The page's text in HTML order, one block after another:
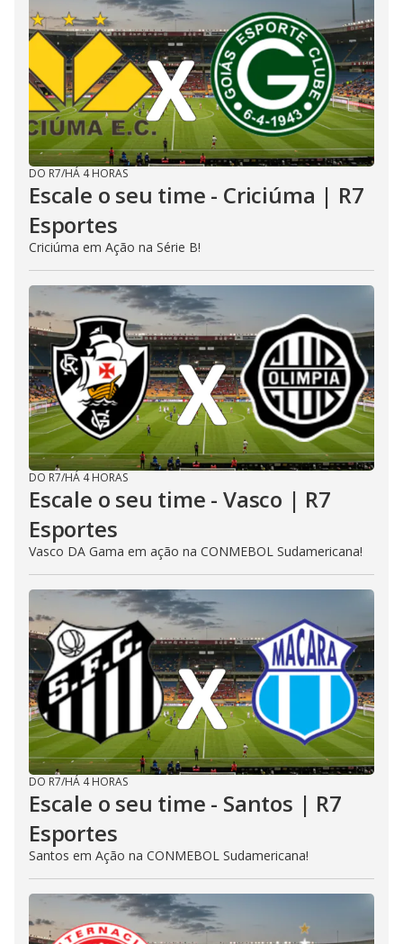
DO R7/HÁ 4 HORAS
Escale o seu time - Criciúma | R7
Esportes
Criciúma em Ação na Série B!
DO R7/HÁ 4 HORAS
Escale o seu time - Vasco | R7
Esportes
Vasco DA Gama em ação na CONMEBOL Sudamericana!
DO R7/HÁ 4 HORAS
Escale o seu time - Santos | R7
Esportes
Santos em Ação na CONMEBOL Sudamericana!